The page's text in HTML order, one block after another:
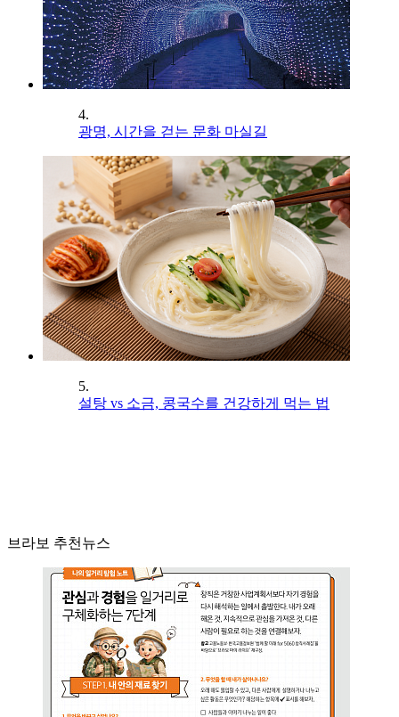
4.
광명, 시간을 걷는 문화 마실길
5.
설탕 vs 소금, 콩국수를 건강하게 먹는 법
브라보 추천뉴스